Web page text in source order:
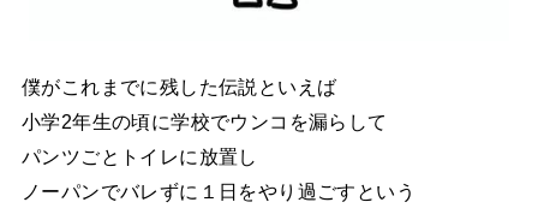
僕がこれまでに残した伝説といえば
小学2年生の頃に学校でウンコを漏らして
パンツごとトイレに放置し
ノーパンでバレずに１日をやり過ごすという